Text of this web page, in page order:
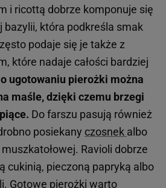
i ricottą dobrze komponuje się
bazylii, która podkreśla smak
podaje się je także z
które nadaje całości bardziej
ugotowaniu pierożki można
maśle, dzięki czemu brzegi
Do farszu pasują również
posiekany czosnek albo
Ravioli dobrze
cukinią, pieczoną papryką albo
Gotowe pierożki warto